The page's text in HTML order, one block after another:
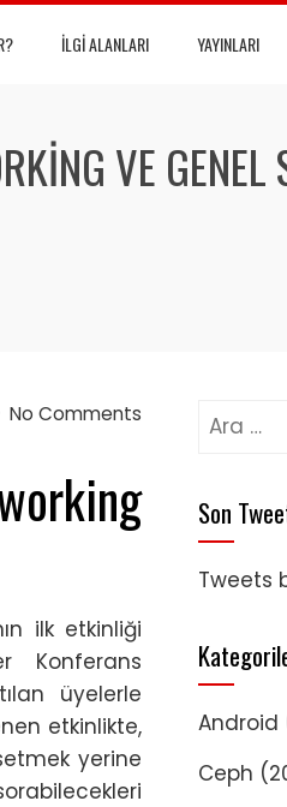
İLGI ALANLARI YAYINLARI
VE GENEL
No Comments
ilk etkinliği
Konferans
üyelerle
etkinlikte,
yerine
Arama:
Son
Tweets
Android
Ceph